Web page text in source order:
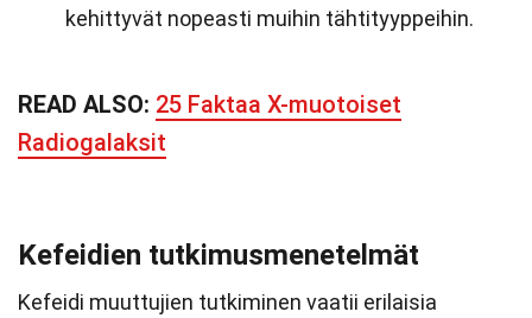
kehittyvät nopeasti muihin tähtityyppeihin.
READ ALSO: 25 Faktaa X-muotoiset
Radiogalaksit
Kefeidien tutkimusmenetelmät
Kefeidi muuttujien tutkiminen vaatii erilaisia